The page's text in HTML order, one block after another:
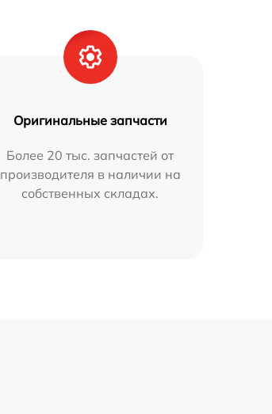
Оригинальные запчасти
Более 20 тыс. запчастей от
производителя в наличии на
собственных складах.